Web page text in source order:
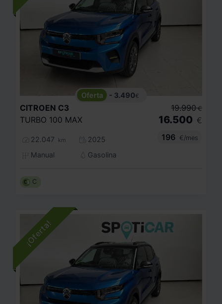
- 3.490€
CITROEN C3
TURBO 100 MAX
22.047 km
2025
Manual
Gasolina
19.990 €
16.500 €
196
€/mes
C